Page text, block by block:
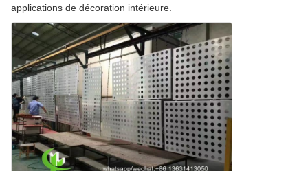
applications de décoration intérieure.